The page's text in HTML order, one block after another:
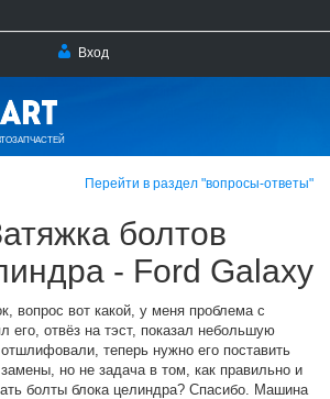
Вход
Перейти в раздел "вопросы-ответы"
болтов
- Ford Galaxy
вопрос вот какой, у меня проблема с
его, отвёз на тэст, показал небольшую
теперь нужно его поставить
но не задача в том, как правильно и
болты блока целиндра? Спасибо. Машина